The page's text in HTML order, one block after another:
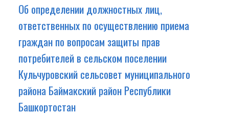
Об определении должностных лиц,
ответственных по осуществлению приема
граждан по вопросам защиты прав
потребителей в сельском поселении
Кульчуровский сельсовет муниципального
района Баймакский район Республики
Башкортостан